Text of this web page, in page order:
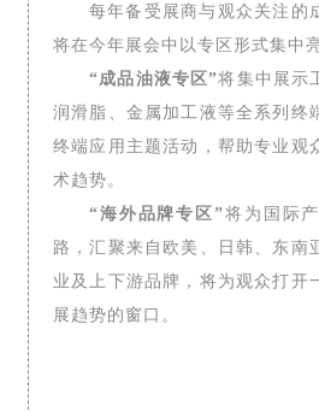
每年备受展商与观众关注的
将在今年展会中以专区形式集中
“成品油液专区”将集中展示
润滑脂、金属加工液等全系列终
终端应用主题活动，帮助专业观
术趋势。
“海外品牌专区”将为国际
路，汇聚来自欧美、日韩、东南
业及上下游品牌，将为观众打开
展趋势的窗口。